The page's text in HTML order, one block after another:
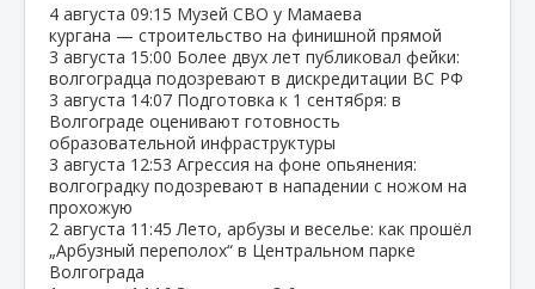
4 августа 09:15 Музей СВО у Мамаева
кургана — строительство на финишной прямой
3 августа 15:00 Более двух лет публиковал фейки:
волгоградца подозревают в дискредитации ВС РФ
3 августа 14:07 Подготовка к 1 сентября: в
Волгограде оценивают готовность
образовательной инфраструктуры
3 августа 12:53 Агрессия на фоне опьянения:
волгоградку подозревают в нападении с ножом на
прохожую
2 августа 11:45 Лето, арбузы и веселье: как прошёл
„Арбузный переполох“ в Центральном парке
Волгограда